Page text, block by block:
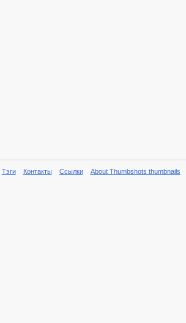
Тэги Контакты Ссылки About Thumbshots thumbnails